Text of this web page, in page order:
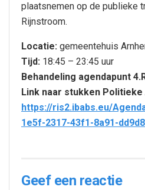
plaatsnemen op de publieke
Rijnstroom.
Locatie: gemeentehuis
Tijd: 18:45 – 23:45 uur
Behandeling agendapunt
Link naar stukken Politieke
https://ris2.ibabs.eu/
1e5f-2317-43f1-8a91-
Geef een reactie